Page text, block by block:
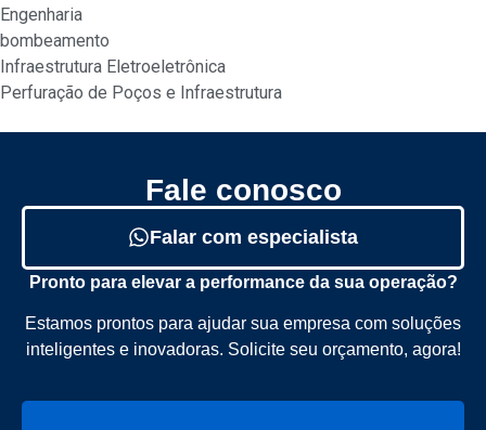
Engenharia
bombeamento
Infraestrutura Eletroeletrônica
Perfuração de Poços e Infraestrutura
Fale conosco
Falar com especialista
Pronto para elevar a performance da sua operação?
Estamos prontos para ajudar sua empresa com soluções
inteligentes e inovadoras. Solicite seu orçamento, agora!